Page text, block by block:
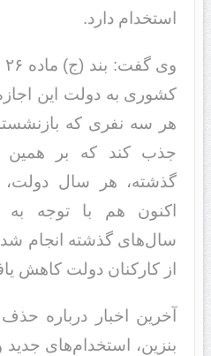
استخدام دارد.
کشوری به دولت این
هر سه نفری که
جذب کند که بر
گذشته، هر سال دولت،
اکنون هم با توجه به
از کارکنان دولت کاهش
آخرین اخبار درباره حذف
بنزین، استخدام‌های